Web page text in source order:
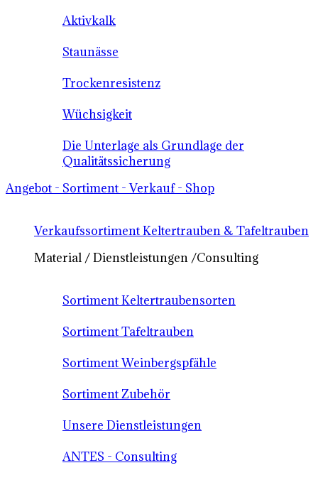
Aktivkalk
Staunässe
Trockenresistenz
Wüchsigkeit
Die Unterlage als Grundlage der
Qualitätssicherung
Angebot - Sortiment - Verkauf - Shop
Verkaufssortiment Keltertrauben & Tafeltrauben
Material / Dienstleistungen /Consulting
Sortiment Keltertraubensorten
Sortiment Tafeltrauben
Sortiment Weinbergspfähle
Sortiment Zubehör
Unsere Dienstleistungen
ANTES - Consulting